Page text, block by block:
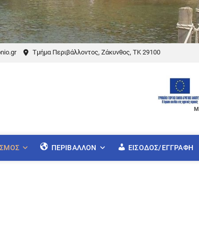
Τμήμα Περιβάλλοντος, Ζάκυνθος, ΤΚ 29100
ΠΕΡΙΒΆΛΛΟΝ ΕΊΣΟΔΟΣ/ΕΓΓΡΑΦΉ